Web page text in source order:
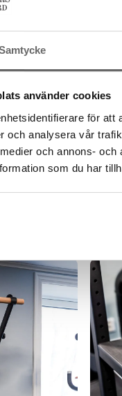
använder cookies
för att
och analysera vår
och annons-
som du har